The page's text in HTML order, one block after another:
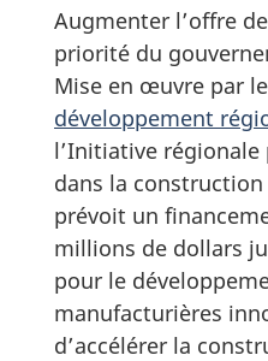
Augmenter l’offre
priorité du
Mise en œuvre par
développement
l’Initiative
dans la construction
prévoit un
millions de dollars
pour le
manufacturières
d’accélérer la